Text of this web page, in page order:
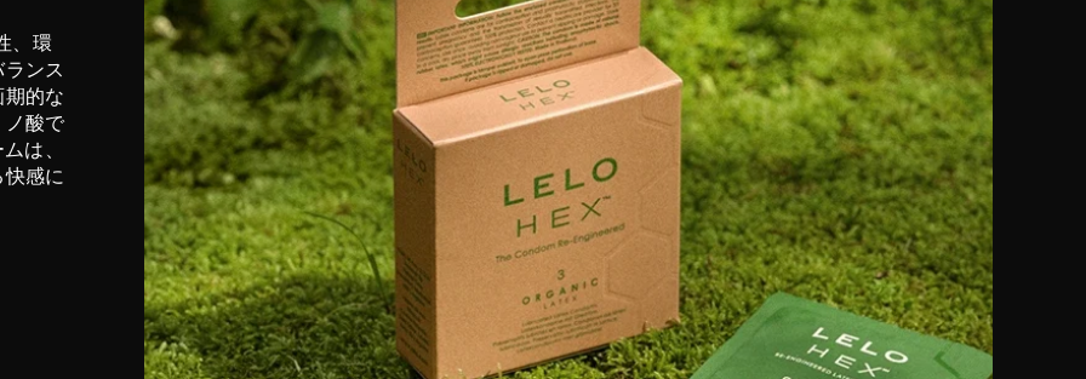
、環
ンス
的な
ノ酸で
は、
感に